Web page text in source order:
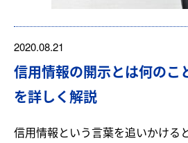
2020.08.21
信用情報の開示とは何のこ
を詳しく解説
信用情報という言葉を追いかける